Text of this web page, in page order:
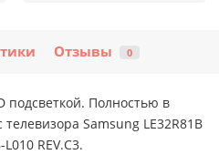
Отзывы 0
подсветкой. Полностью в
Samsung LE32R81B
REV.C3.